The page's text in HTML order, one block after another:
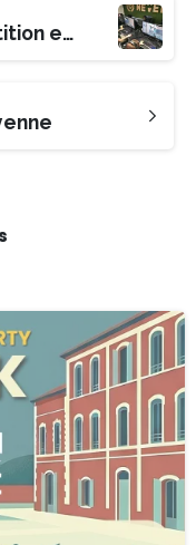
Le E-Sport : La compétition eSkale sur Valorant